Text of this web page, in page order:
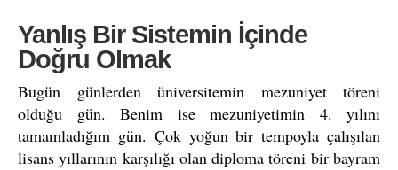
Yanlış Bir Sistemin İçinde
Doğru Olmak
Bugün günlerden üniversitemin mezuniyet töreni
olduğu gün. Benim ise mezuniyetimin 4. yılını
tamamladığım gün. Çok yoğun bir tempoyla çalışılan
lisans yıllarının karşılığı olan diploma töreni bir bayram